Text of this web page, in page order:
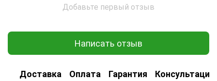
Добавьте первый отзыв
Написать отзыв
Доставка Оплата Гарантия Консультация